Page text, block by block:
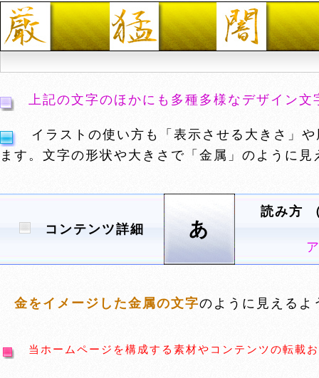
上記の文字のほかにも多種多様なデザイン文
イラストの使い方も「表示させる大きさ」
ます。文字の形状や大きさで「金属」のように
コンテンツ詳細 あ
読み方
金をイメージした金属の文字のように見えるよ
当ホームページを構成する素材やコンテンツの転載